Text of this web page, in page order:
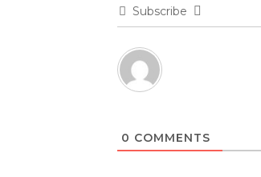
Subscribe
0 COMMENTS